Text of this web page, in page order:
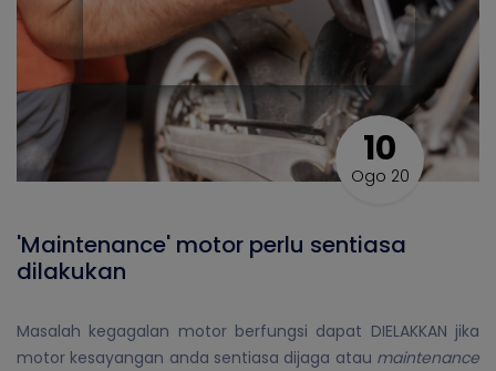
10
Ogo 20
'Maintenance' motor perlu sentiasa
dilakukan
Masalah kegagalan motor berfungsi dapat DIELAKKAN jika
motor kesayangan anda sentiasa dijaga atau maintenance